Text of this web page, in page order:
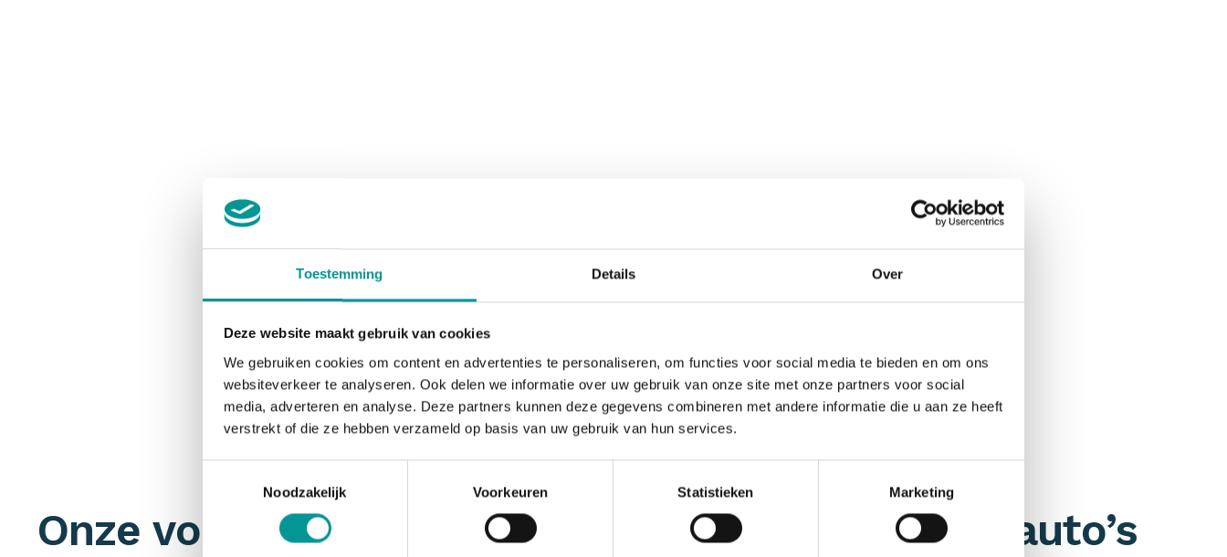
Toestemming Details Over
Deze website maakt gebruik van cookies
We gebruiken cookies om content en advertenties te personaliseren, om functies voor social media te bieden en om ons
websiteverkeer te analyseren. Ook delen we informatie over uw gebruik van onze site met onze partners voor social
media, adverteren en analyse. Deze partners kunnen deze gegevens combineren met andere informatie die u aan ze heeft
verstrekt of die ze hebben verzameld op basis van uw gebruik van hun services.
Noodzakelijk
Voorkeuren Statistieken Marketing
Onze voorraad occasion leaseauto’s en bedrijfsauto’s